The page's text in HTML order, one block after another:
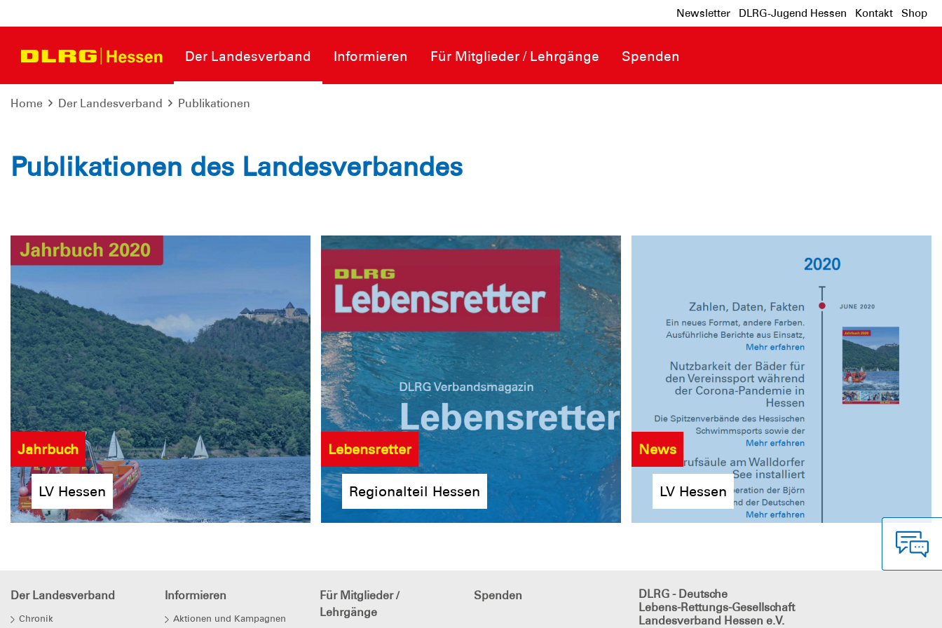
Newsletter DLRG-Jugend Hessen Kontakt Shop
Der Landesverband Informieren Für Mitglieder / Lehrgänge Spenden
Home Der Landesverband Publikationen
Publikationen des Landesverbandes
Jahrbuch
LV Hessen
Lebensretter
Regionalteil Hessen
News
LV Hessen
Der Landesverband
Chronik
Informieren
Aktionen und Kampagnen
Für Mitglieder /
Lehrgänge
Spenden
DLRG - Deutsche
Lebens-Rettungs-Gesellschaft
Landesverband Hessen e.V.